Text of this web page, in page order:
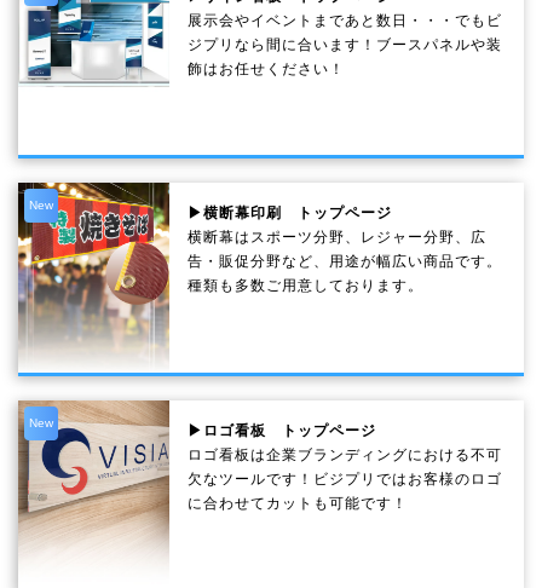
展示会やイベントまであと数日・・・でもビ
ジプリなら間に合います！ブースパネルや装
飾はお任せください！
New
▶横断幕印刷 トップページ
横断幕はスポーツ分野、レジャー分野、広
告・販促分野など、用途が幅広い商品です。
種類も多数ご用意しております。
New
▶ロゴ看板 トップページ
ロゴ看板は企業ブランディングにおける不可
欠なツールです！ビジプリではお客様のロゴ
に合わせてカットも可能です！